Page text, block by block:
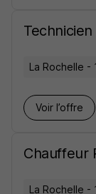
La Rochelle -
Voir l’offre
Chauffeur
La Rochelle -